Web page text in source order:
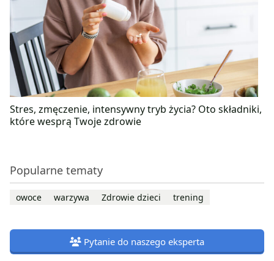
Stres, zmęczenie, intensywny tryb życia? Oto składniki,
które wesprą Twoje zdrowie
Popularne tematy
owoce warzywa Zdrowie dzieci trening
Pytanie do naszego eksperta